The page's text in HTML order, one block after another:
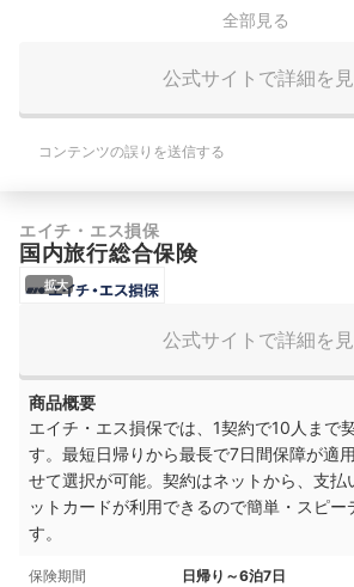
全部見る
公式サイトで詳細を
コンテンツの誤りを送信する
エイチ・エス損保
国内旅行総合保険
拡大
公式サイトで詳細を
商品概要
エイチ・エス損保では、1契約で10人まで
す。最短日帰りから最長で7日間保障が適
せて選択が可能。契約はネットから、支
ットカードが利用できるので簡単・スピー
す。
保険期間 日帰り～6泊7日